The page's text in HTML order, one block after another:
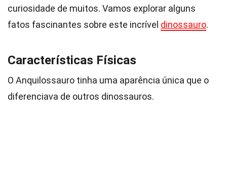
curiosidade de muitos. Vamos explorar alguns
fatos fascinantes sobre este incrível dinossauro.
Características Físicas
O Anquilossauro tinha uma aparência única que o
diferenciava de outros dinossauros.